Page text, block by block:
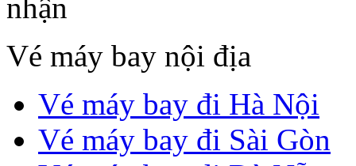
Vé máy bay nội địa
Vé máy bay đi Hà Nội
Vé máy bay đi Sài Gòn